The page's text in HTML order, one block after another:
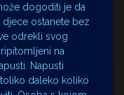
dogoditi je da
ostanete bez
odrekli svog
na
Napusti
daleko koliko